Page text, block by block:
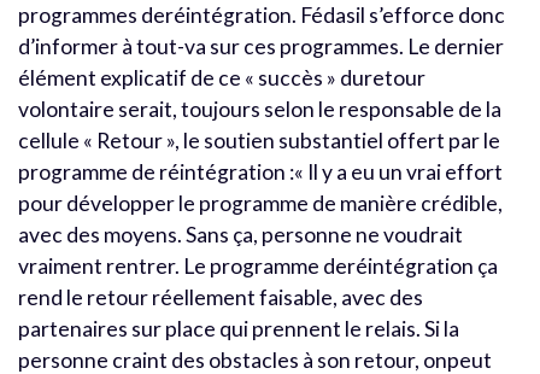
programmes deréintégration. Fédasil s’efforce donc
d’informer à tout-va sur ces programmes. Le dernier
élément explicatif de ce « succès » duretour
volontaire serait, toujours selon le responsable de la
cellule « Retour », le soutien substantiel offert par le
programme de réintégration :« Il y a eu un vrai effort
pour développer le programme de manière crédible,
avec des moyens. Sans ça, personne ne voudrait
vraiment rentrer. Le programme deréintégration ça
rend le retour réellement faisable, avec des
partenaires sur place qui prennent le relais. Si la
personne craint des obstacles à son retour, onpeut